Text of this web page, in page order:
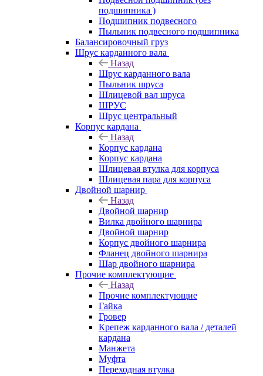
подшипника )
Подшипник подвесного
Пыльник подвесного подшипника
Балансировочный груз
Шрус карданного вала
Назад
Шрус карданного вала
Пыльник шруса
Шлицевой вал шруса
ШРУС
Шрус центральный
Корпус кардана
Назад
Корпус кардана
Корпус кардана
Шлицевая втулка для корпуса
Шлицевая пара для корпуса
Двойной шарнир
Назад
Двойной шарнир
Вилка двойного шарнира
Двойной шарнир
Корпус двойного шарнира
Фланец двойного шарнира
Шар двойного шарнира
Прочие комплектующие
Назад
Прочие комплектующие
Гайка
Гровер
Крепеж карданного вала / деталей
кардана
Манжета
Муфта
Переходная втулка